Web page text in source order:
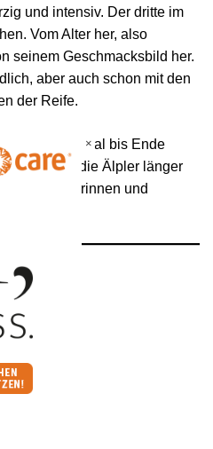
und intensiv. Der dritte im
Vom Alter her, also
seinem Geschmacksbild her.
aber auch schon mit den
der Reife.
erst einmal bis Ende
sein, dass die Älpler länger
den Wienerinnen und

×